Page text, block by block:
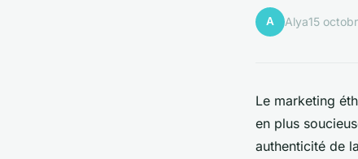
A Alya15
Le marketing
en plus
authenticité de